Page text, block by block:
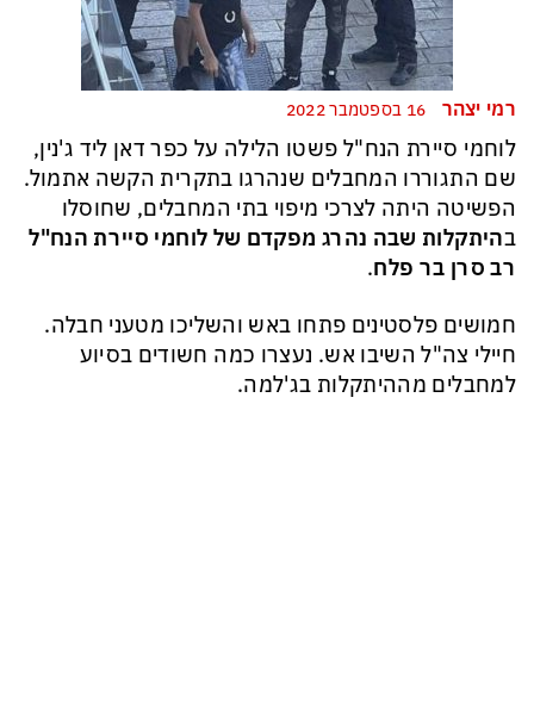
רמי יצהר
לוחמי סיירת הנח"ל פשטו הלילה על כפר דאן ליד ג'נין,
שם התגוררו המחבלים שנהרגו בתקרית הקשה אתמול.
הפשיטה היתה לצרכי מיפוי בתי המחבלים, שחוסלו
בהיתקלות שבה נהרג מפקדם של לוחמי סיירת הנח"ל
רב סרן בר פלח.
חמושים פלסטינים פתחו באש והשליכו מטעני חבלה.
חיילי צה"ל השיבו אש. נעצרו כמה חשודים בסיוע
למחבלים מההיתקלות בג'למה.